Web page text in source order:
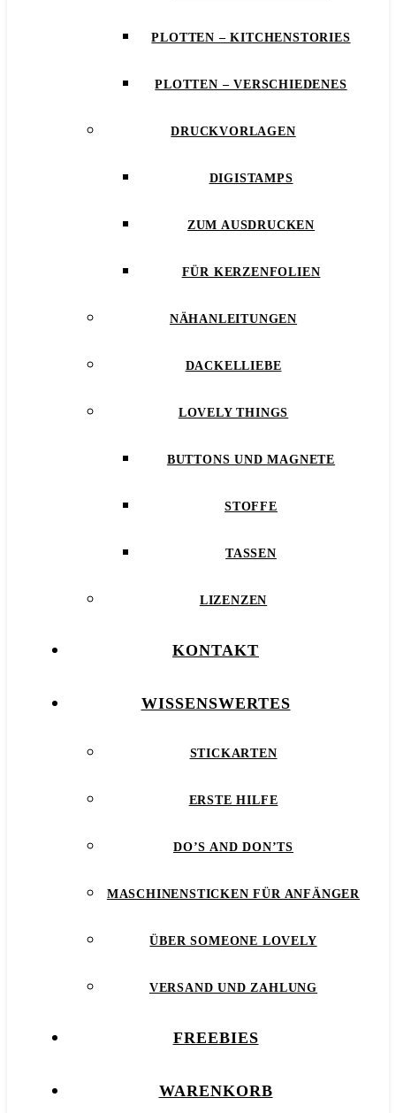
PLOTTEN – KITCHENSTORIES
PLOTTEN – VERSCHIEDENES
DRUCKVORLAGEN
DIGISTAMPS
ZUM AUSDRUCKEN
FÜR KERZENFOLIEN
NÄHANLEITUNGEN
DACKELLIEBE
LOVELY THINGS
BUTTONS UND MAGNETE
STOFFE
TASSEN
LIZENZEN
KONTAKT
WISSENSWERTES
STICKARTEN
ERSTE HILFE
DO’S AND DON’TS
MASCHINENSTICKEN FÜR ANFÄNGER
ÜBER SOMEONE LOVELY
VERSAND UND ZAHLUNG
FREEBIES
WARENKORB